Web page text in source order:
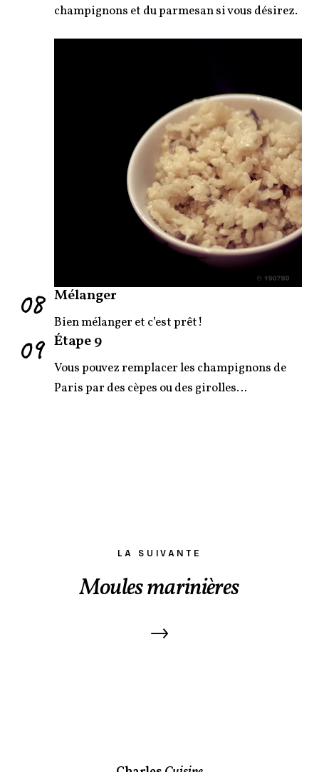
champignons et du parmesan si vous désirez.
08 Mélanger
Bien mélanger et c’est prêt!
09 Étape 9
Vous pouvez remplacer les champignons de
Paris par des cèpes ou des girolles…
LA SUIVANTE
Moules marinières
→